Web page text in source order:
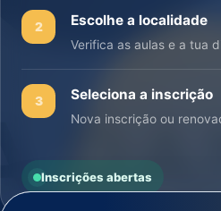
2 Escolhe a localidade
Verifica as aulas e a tua
3 Seleciona a inscrição
Nova inscrição ou
Inscrições abertas